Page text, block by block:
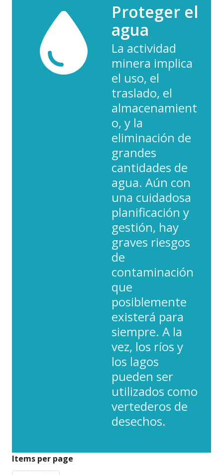
Proteger el
agua
La actividad
minera implica
el uso, el
traslado, el
almacenamient
o, y la
eliminación de
grandes
cantidades de
agua. Aún con
una cuidadosa
planificación y
gestión, hay
graves riesgos
de
contaminación
que
posiblemente
existerá para
siempre. A la
vez, los ríos y
los lagos
pueden ser
utilizados como
vertederos de
desechos.
Items per page